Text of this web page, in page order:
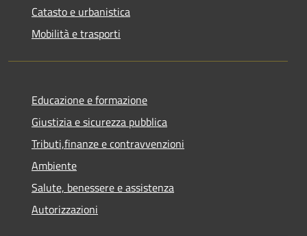
Catasto e urbanistica
Mobilità e trasporti
Educazione e formazione
Giustizia e sicurezza pubblica
Tributi,finanze e contravvenzioni
Ambiente
Salute, benessere e assistenza
Autorizzazioni